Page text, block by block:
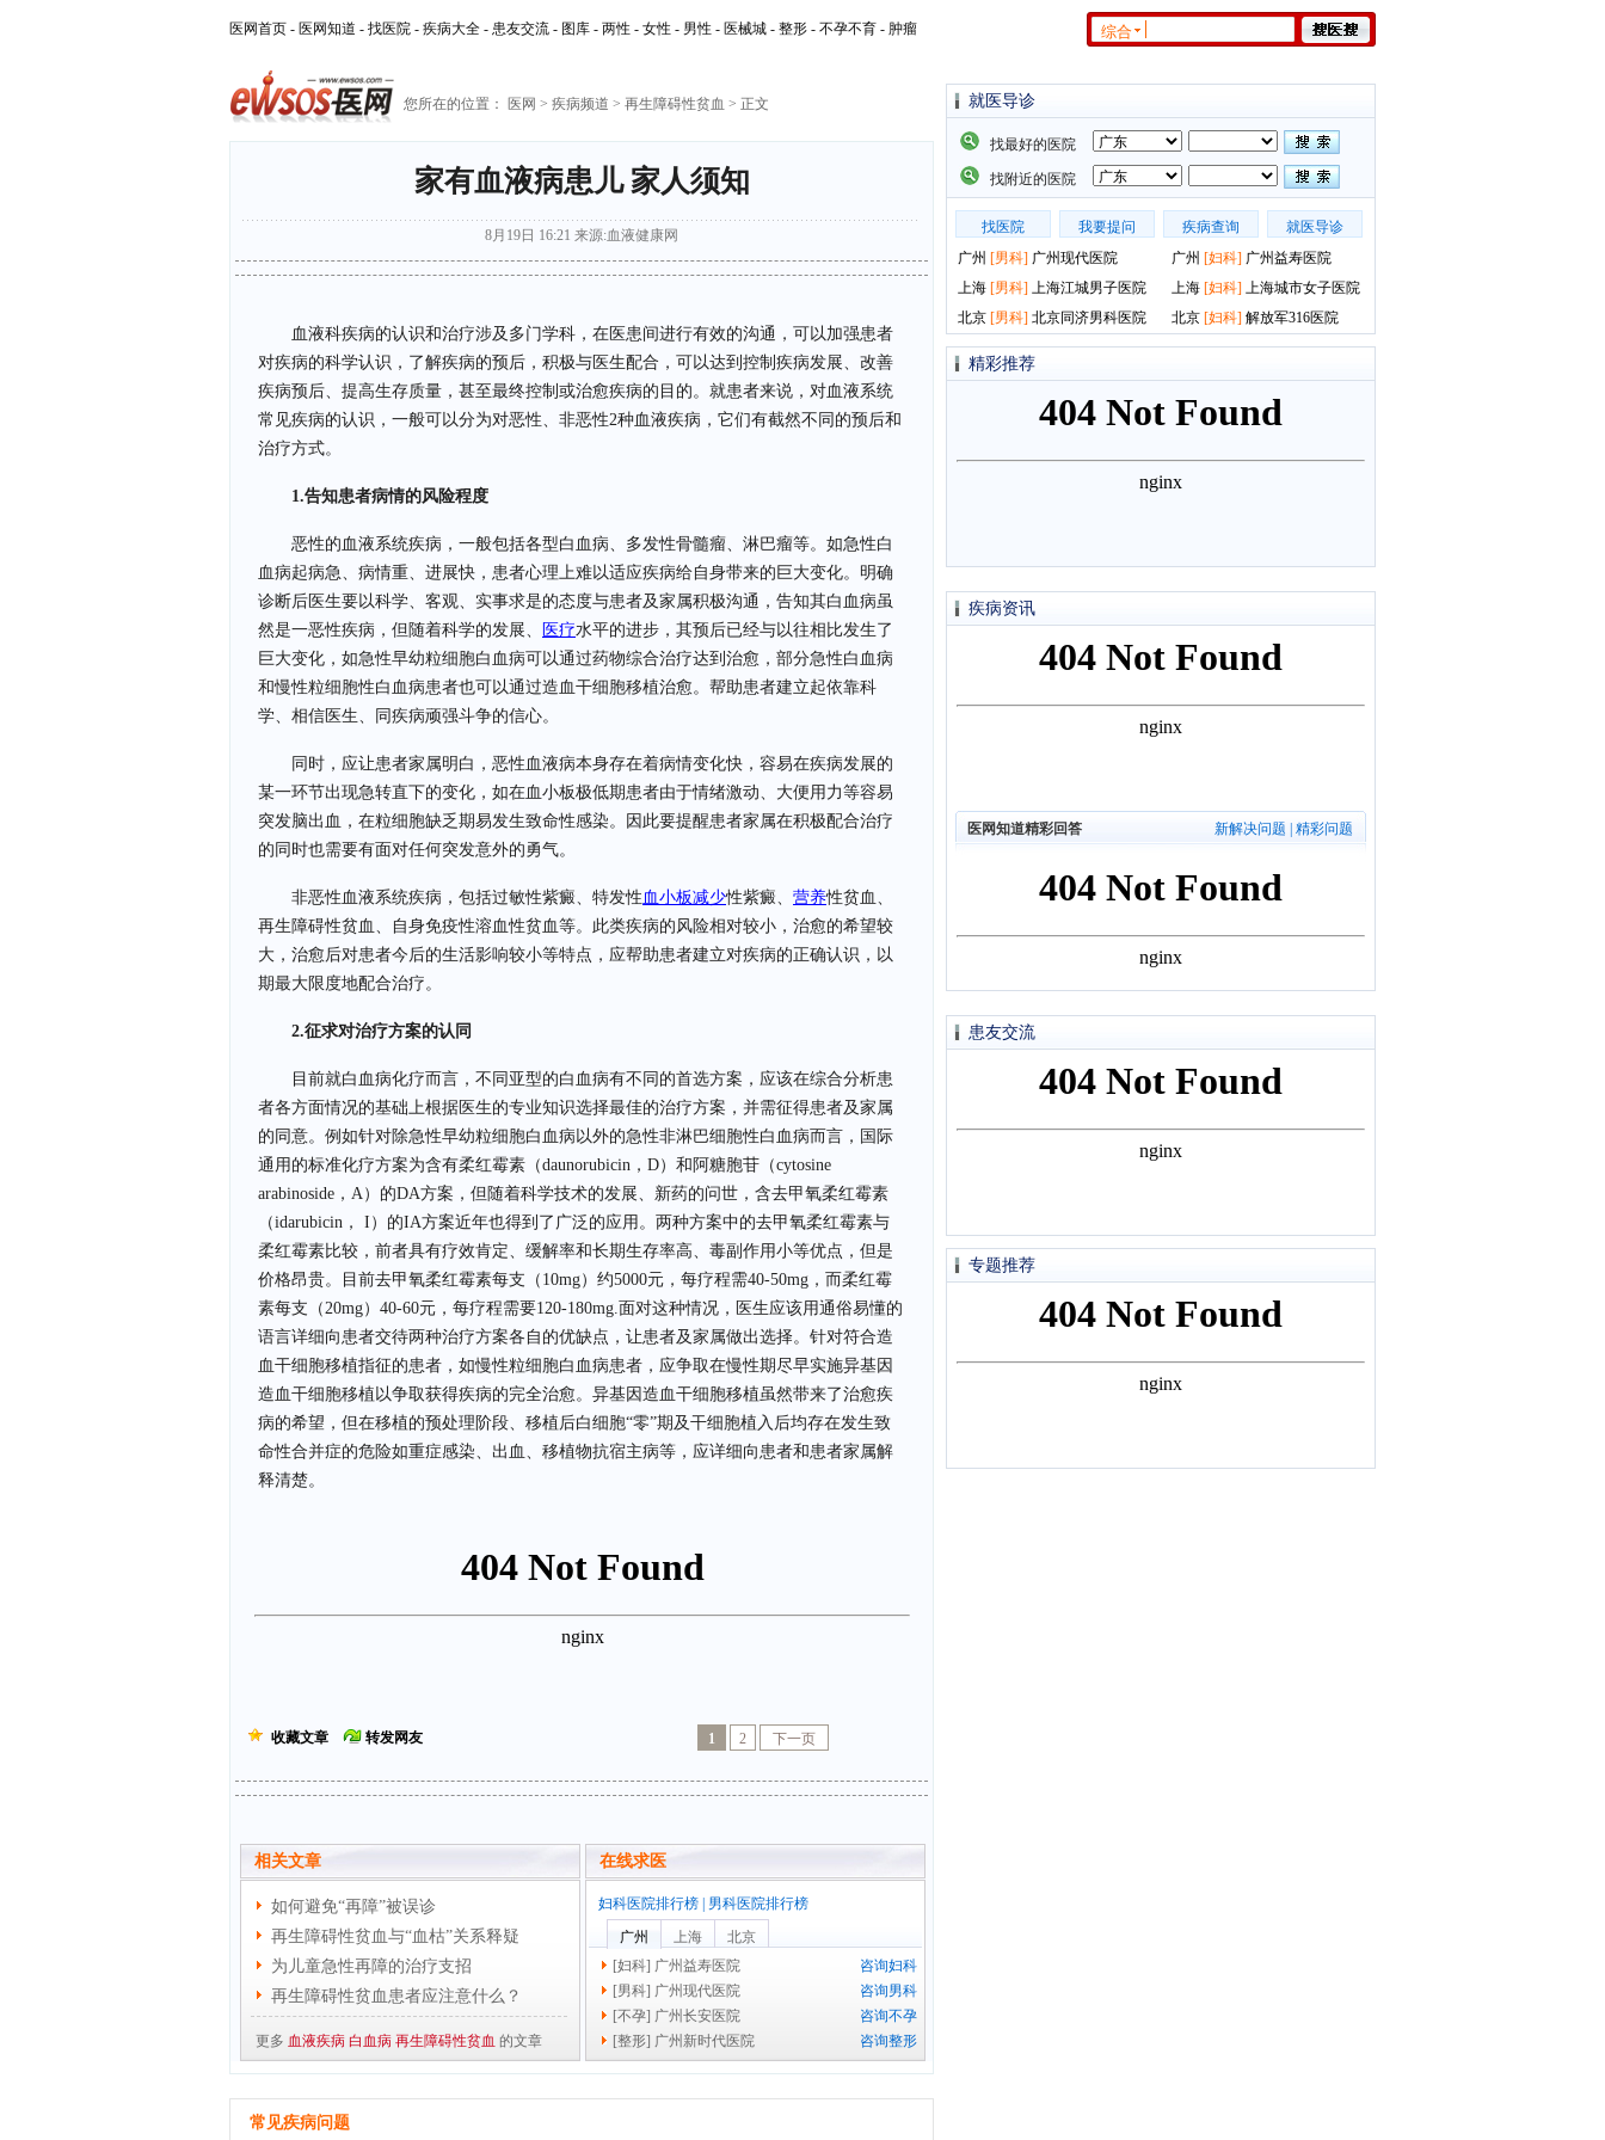
综合
医网首页 - 医网知道 - 找医院 - 疾病大全 - 患友交流 - 图库 - 两性 - 女性 - 男性 - 医械城 - 整形 - 不孕不育 - 肿瘤
您所在的位置： 医网 > 疾病频道 > 再生障碍性贫血 > 正文
家有血液病患儿 家人须知
8月19日 16:21 来源:血液健康网
血液科疾病的认识和治疗涉及多门学科，在医患间进行有效的沟通，可以加强患者
对疾病的科学认识，了解疾病的预后，积极与医生配合，可以达到控制疾病发展、改善
疾病预后、提高生存质量，甚至最终控制或治愈疾病的目的。就患者来说，对血液系统
常见疾病的认识，一般可以分为对恶性、非恶性2种血液疾病，它们有截然不同的预后和
治疗方式。
1.告知患者病情的风险程度
恶性的血液系统疾病，一般包括各型白血病、多发性骨髓瘤、淋巴瘤等。如急性白
血病起病急、病情重、进展快，患者心理上难以适应疾病给自身带来的巨大变化。明确
诊断后医生要以科学、客观、实事求是的态度与患者及家属积极沟通，告知其白血病虽
然是一恶性疾病，但随着科学的发展、
医疗水平的进步，其预后已经与以往相比发生了
巨大变化，如急性早幼粒细胞白血病可以通过药物综合治疗达到治愈，部分急性白血病
和慢性粒细胞性白血病患者也可以通过造血干细胞移植治愈。帮助患者建立起依靠科
学、相信医生、同疾病顽强斗争的信心。
同时，应让患者家属明白，恶性血液病本身存在着病情变化快，容易在疾病发展的
某一环节出现急转直下的变化，如在血小板极低期患者由于情绪激动、大便用力等容易
突发脑出血，在粒细胞缺乏期易发生致命性感染。因此要提醒患者家属在积极配合治疗
的同时也需要有面对任何突发意外的勇气。
非恶性血液系统疾病，包括过敏性紫癜、特发性 血小板减少性紫癜、 营养性贫血、
再生障碍性贫血、自身免疫性溶血性贫血等。此类疾病的风险相对较小，治愈的希望较
大，治愈后对患者今后的生活影响较小等特点，应帮助患者建立对疾病的正确认识，以
期最大限度地配合治疗。
2.征求对治疗方案的认同
目前就白血病化疗而言，不同亚型的白血病有不同的首选方案，应该在综合分析患
者各方面情况的基础上根据医生的专业知识选择最佳的治疗方案，并需征得患者及家属
的同意。例如针对除急性早幼粒细胞白血病以外的急性非淋巴细胞性白血病而言，国际
通用的标准化疗方案为含有柔红霉素（daunorubicin，D）和阿糖胞苷（cytosine
arabinoside，A）的DA方案，但随着科学技术的发展、新药的问世，含去甲氧柔红霉素
（idarubicin， I）的IA方案近年也得到了广泛的应用。两种方案中的去甲氧柔红霉素与
柔红霉素比较，前者具有疗效肯定、缓解率和长期生存率高、毒副作用小等优点，但是
价格昂贵。目前去甲氧柔红霉素每支（10mg）约5000元，每疗程需40-50mg，而柔红霉
素每支（20mg）40-60元，每疗程需要120-180mg.面对这种情况，医生应该用通俗易懂的
语言详细向患者交待两种治疗方案各自的优缺点，让患者及家属做出选择。针对符合造
血干细胞移植指征的患者，如慢性粒细胞白血病患者，应争取在慢性期尽早实施异基因
造血干细胞移植以争取获得疾病的完全治愈。异基因造血干细胞移植虽然带来了治愈疾
病的希望，但在移植的预处理阶段、移植后白细胞“零”期及干细胞植入后均存在发生致
命性合并症的危险如重症感染、出血、移植物抗宿主病等，应详细向患者和患者家属解
释清楚。
收藏文章 转发网友 1 2 下一页
相关文章
如何避免“再障”被误诊
再生障碍性贫血与“血枯”关系释疑
为儿童急性再障的治疗支招
再生障碍性贫血患者应注意什么？
更多 血液疾病 白血病 再生障碍性贫血 的文章
在线求医
妇科医院排行榜
男科医院排行榜
广州
上海
北京
咨询妇科
[妇科] 广州益寿医院
咨询男科
[男科] 广州现代医院
咨询不孕
[不孕] 广州长安医院
咨询整形
[整形] 广州新时代医院
常见疾病问题
就医导诊
找最好的医院
找附近的医院
找医院 我要提问 疾病查询
就医导诊
广州 [男科] 广州现代医院 广州 [妇科] 广州益寿医院
上海 [男科] 上海江城男子医院 上海 [妇科] 上海城市女子医院
北京 [男科] 北京同济男科医院 北京 [妇科] 解放军316医院
精彩推荐
疾病资讯
新解决问题 精彩问题
医网知道精彩回答
患友交流
专题推荐